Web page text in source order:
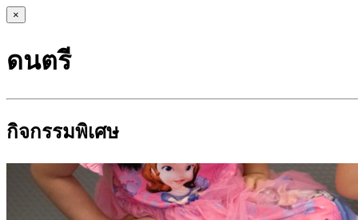
×
ดนตรี
กิจกรรมพิเศษ